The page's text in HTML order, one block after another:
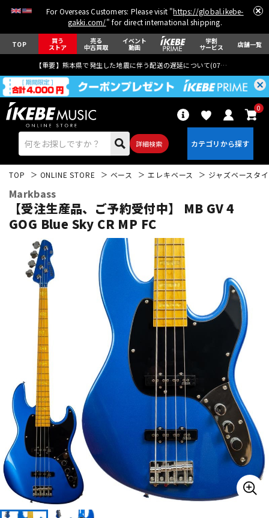
For Overseas Customers: Please visit "https://global.ikebe-
gakki.com/" for direct international shipping.
TOP 買う
ストア
売る
中古買取
イベント
動画
学割
サービス 店舗一覧
【重要】熊本県で発生した地震に伴う配送の遅延について(07月29日
詳細検索
0
エレキギター アコギ/エレアコ
ウクレレ
パーカッション
電子ピアノ
管楽器 その他楽器
アンプ エフェクター
DJ機器 DTM
TOP ONLINE STORE ベース エレキベース ジャズベースタ
Markbass
【受注生産品、ご予約受付中】 MB GV 4
GOG Blue Sky CR MP FC